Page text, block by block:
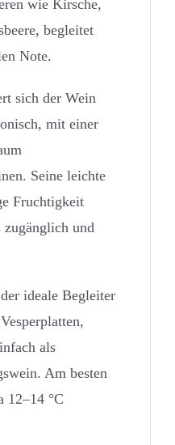
wie Kirsche,
begleitet
Note.
sich der Wein
mit einer
Seine leichte
Fruchtigkeit
zugänglich und
ideale Begleiter
als
Am besten
12–14 °C